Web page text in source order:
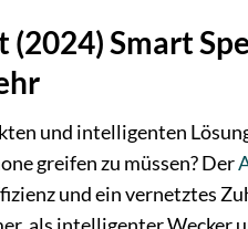
(2024) Smart
und intelligenten
greifen zu müssen? Der
und ein vernetztes